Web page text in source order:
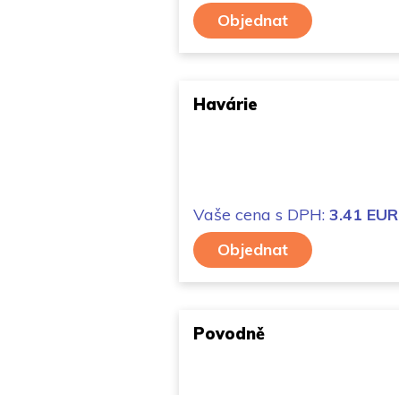
Objednat
Havárie
Vaše cena s DPH: 3.41 EUR
Objednat
Povodně